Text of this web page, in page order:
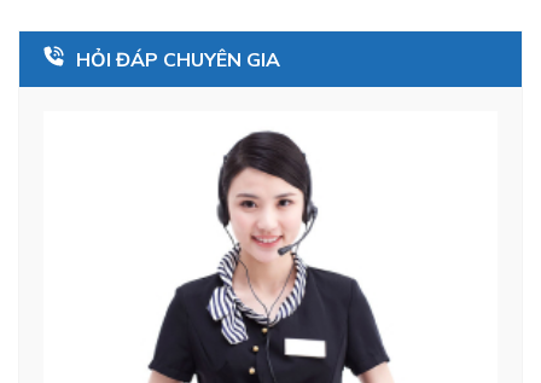
HỎI ĐÁP CHUYÊN GIA